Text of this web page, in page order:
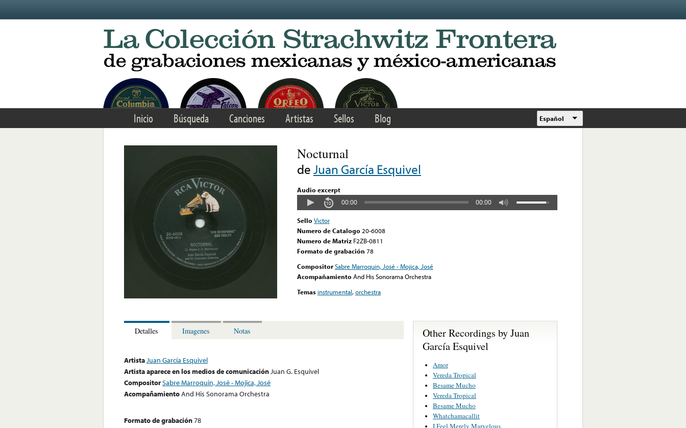
Inicio Búsqueda Canciones Artistas Sellos Blog Español
Nocturnal
deJuan García Esquivel
Audio excerpt
00:00 00:00
Sello Victor
Numero de Catalogo 20-6008
Numero de Matriz F2ZB-0811
Formato de grabación 78
CompositorSabre Marroquin, José - Mojica, José
Acompañamiento And His Sonorama Orchestra
Temas instrumental,orchestra
Detalles Imagenes Notas
ArtistaJuan García Esquivel
Artista aparece en los medios de comunicaciónJuan G. Esquivel
CompositorSabre Marroquin, José - Mojica, José
AcompañamientoAnd His Sonorama Orchestra
Formato de grabación78
Other Recordings by Juan
García Esquivel
Amor
Vereda Tropical
Besame Mucho
Vereda Tropical
Besame Mucho
Whatchamacallit
I Feel Merely Marvelous